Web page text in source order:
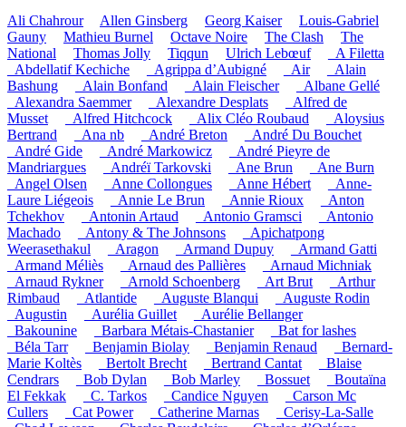
Ali Chahrour Allen Ginsberg Georg Kaiser
Louis-Gabriel
Gauny
Mathieu Burnel Octave Noire The Clash
The
National
Thomas Jolly Tiqqun Ulrich Lebœuf
_A Filetta
_Abdellatif Kechiche
_Agrippa d’Aubigné _Air
_Alain
Bashung
_Alain Bonfand _Alain Fleischer
_Albane Gellé
_Alexandra Saemmer
_Alexandre Desplats
_Alfred de
Musset
_Alfred Hitchcock _Alix Cléo Roubaud
_Aloysius
Bertrand
_Ana nb _André Breton
_André Du Bouchet
_André Gide
_André Markowicz
_André Pieyre de
Mandriargues
_Andréï Tarkovski _Ane Brun
_Ane Burn
_Angel Olsen
_Anne Collongues _Anne Hébert
_Anne-
Laure Liégeois
_Annie Le Brun _Annie Rioux
_Anton
Tchekhov
_Antonin Artaud _Antonio Gramsci
_Antonio
Machado
_Antony & The Johnsons
_Apichatpong
Weerasethakul
_Aragon _Armand Dupuy
_Armand Gatti
_Armand Méliès
_Arnaud des Pallières
_Arnaud Michniak
_Arnaud Rykner
_Arnold Schoenberg _Art Brut
_Arthur
Rimbaud
_Atlantide _Auguste Blanqui
_Auguste Rodin
_Augustin
_Aurélia Guillet
_Aurélie Bellanger
_Bakounine
_Barbara Métais-Chastanier
_Bat for lashes
_Béla Tarr
_Benjamin Biolay _Benjamin Renaud
_Bernard-
Marie Koltès
_Bertolt Brecht _Bertrand Cantat
_Blaise
Cendrars
_Bob Dylan _Bob Marley _Bossuet
_Boutaïna
El Fekkak
_C. Tarkos _Candice Nguyen
_Carson Mc
Cullers
_Cat Power _Catherine Marnas
_Cerisy-La-Salle